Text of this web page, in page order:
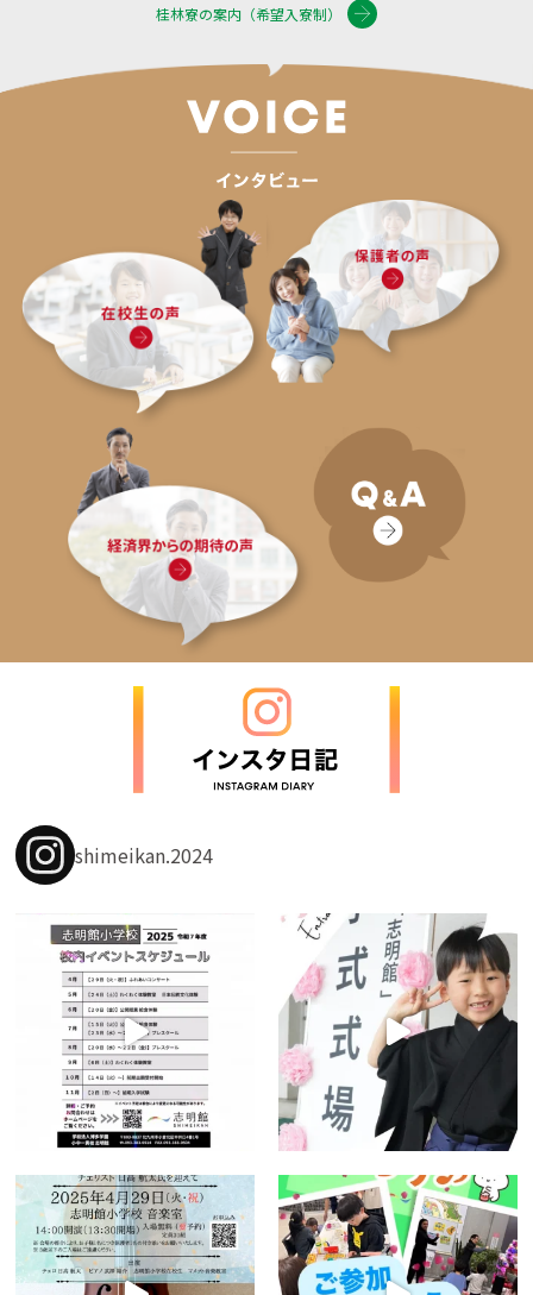
桂林寮の案内（希望入寮制）
shimeikan.2024